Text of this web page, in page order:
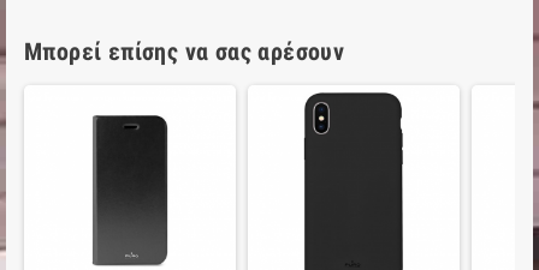
Μπορεί επίσης να σας αρέσουν